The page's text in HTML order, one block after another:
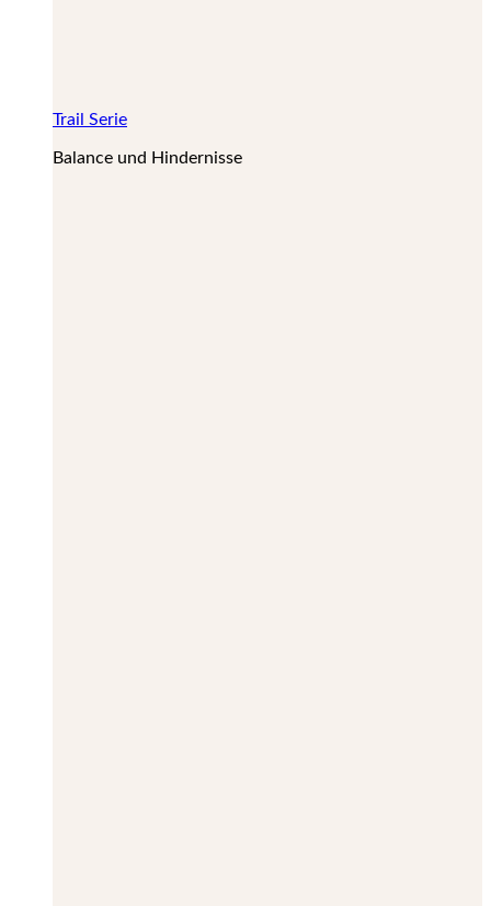
Trail Serie
Balance und Hindernisse